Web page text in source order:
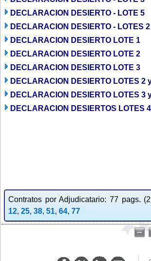
DECLARACION DESIERTO - LOTE 5
DECLARACION DESIERTO - LOTES
DECLARACION DESIERTO LOTE 1
DECLARACION DESIERTO LOTE 2
DECLARACION DESIERTO LOTE 3
DECLARACION DESIERTO LOTES 2
DECLARACION DESIERTO LOTES 3
DECLARACION DESIERTOS LOTES
Contratos por Adjudicatario: 77 pags.
12, 25, 38, 51, 64, 77